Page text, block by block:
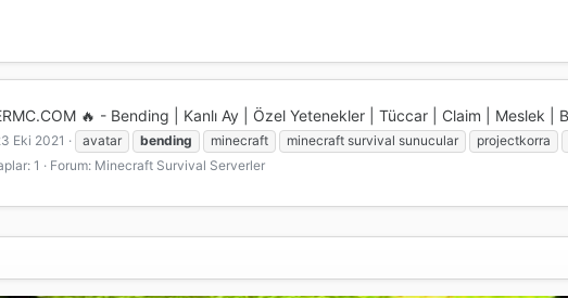
🔥 - Bending | Kanlı Ay | Özel Yetenekler | Tüccar | Claim | Meslek
Eki 2021 avatar bending minecraft minecraft survival sunucular projectkorra
1 Forum: Minecraft Survival Serverler